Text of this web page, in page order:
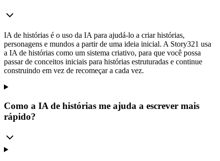
IA de histórias é o uso da IA para ajudá-lo a criar histórias,
personagens e mundos a partir de uma ideia inicial. A Story321 usa
a IA de histórias como um sistema criativo, para que você possa
passar de conceitos iniciais para histórias estruturadas e continue
construindo em vez de recomeçar a cada vez.
Como a IA de histórias me ajuda a escrever mais
rápido?